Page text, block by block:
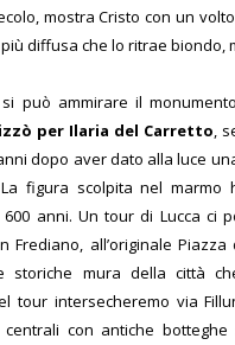
mostra Cristo con un
diffusa che lo ritrae biondo,
può ammirare il
per Ilaria del Carretto,
dopo aver dato alla luce
figura scolpita nel marmo
anni. Un tour di Lucca ci
all’originale Piazza
storiche mura della città
tour intersecheremo via
con antiche botteghe